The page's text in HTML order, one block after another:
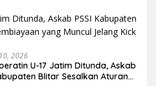
2026
U-17 Jatim Ditunda, Askab
Blitar Sesalkan Aturan